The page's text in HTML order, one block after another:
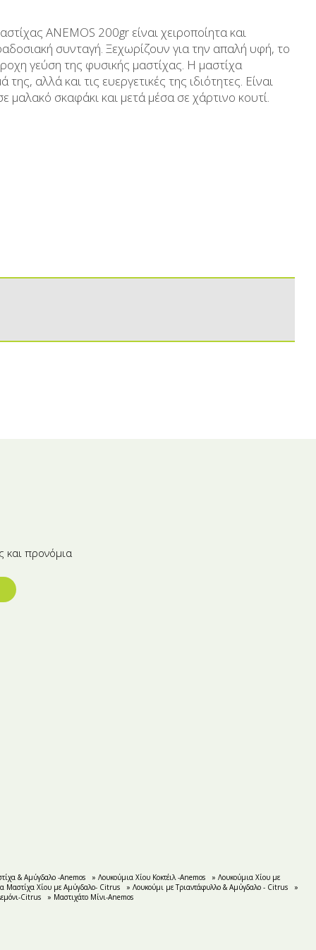
Αντηλιακά
Ανδρική περιποίηση
Μικρές ξενοδοχειακές συσκευασίες
Ανθόνερo-Ροδόνερo-
Βούτυρα-Ταχίνι-
Αλμυρά
ANEMOS 200gr είναι χειροποίητα και
συνταγή. Ξεχωρίζουν για την απαλή υφή, το
γεύση της φυσικής μαστίχας. Η μαστίχα
αλλά και τις ευεργετικές της ιδιότητες. Είναι
μαλακό σκαφάκι και μετά μέσα σε χάρτινο κουτί.
και προνόμια
& Αμύγδαλο -Anemos » Λουκούμια Χίου Κοκτέιλ -Anemos
» Λουκούμια Χίου με
Μαστίχα Χίου με Aμύγδαλο- Citrus » Λουκούμι με Τριαντάφυλλο & Αμύγδαλο - Citrus
»
Citrus » Μαστιχάτο Μίνι-Anemos